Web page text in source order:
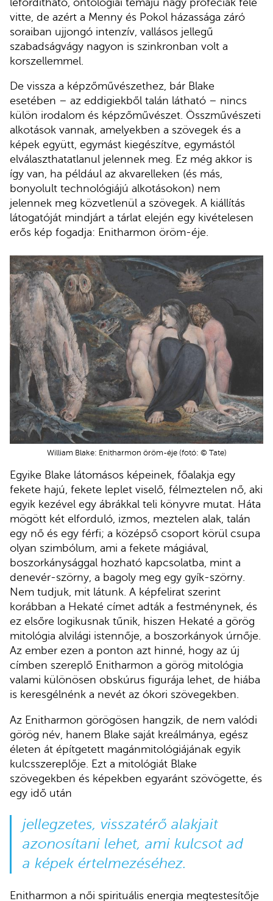
vitte, de azért a Menny és Pokol házassága záró
soraiban ujjongó intenzív, vallásos jellegű
szabadságvágy nagyon is szinkronban volt a
korszellemmel.
De vissza a képzőművészethez, bár Blake
esetében – az eddigiekből talán látható – nincs
külön irodalom és képzőművészet. Összművészeti
alkotások vannak, amelyekben a szövegek és a
képek együtt, egymást kiegészítve, egymástól
elválaszthatatlanul jelennek meg. Ez még akkor is
így van, ha például az akvarelleken (és más,
bonyolult technológiájú alkotásokon) nem
jelennek meg közvetlenül a szövegek. A kiállítás
látogatóját mindjárt a tárlat elején egy kivételesen
erős kép fogadja: Enitharmon öröm-éje.
William Blake: Enitharmon öröm-éje (fotó: © Tate)
Egyike Blake látomásos képeinek, főalakja egy
fekete hajú, fekete leplet viselő, félmeztelen nő, aki
egyik kezével egy ábrákkal teli könyvre mutat. Háta
mögött két elforduló, izmos, meztelen alak, talán
egy nő és egy férfi; a középső csoport körül csupa
olyan szimbólum, ami a fekete mágiával,
boszorkánysággal hozható kapcsolatba, mint a
denevér-szörny, a bagoly meg egy gyík-szörny.
Nem tudjuk, mit látunk. A képfelirat szerint
korábban a Hekaté címet adták a festménynek, és
ez elsőre logikusnak tűnik, hiszen Hekaté a görög
mitológia alvilági istennője, a boszorkányok úrnője.
Az ember ezen a ponton azt hinné, hogy az új
címben szereplő Enitharmon a görög mitológia
valami különösen obskúrus figurája lehet, de hiába
is keresgélnénk a nevét az ókori szövegekben.
Az Enitharmon görögösen hangzik, de nem valódi
görög név, hanem Blake saját kreálmánya, egész
életen át építgetett magánmitológiájának egyik
kulcsszereplője. Ezt a mitológiát Blake
szövegekben és képekben egyaránt szövögette, és
egy idő után
jellegzetes, visszatérő alakjait
azonosítani lehet, ami kulcsot ad
a képek értelmezéséhez.
Enitharmon a női spirituális energia megtestesítője